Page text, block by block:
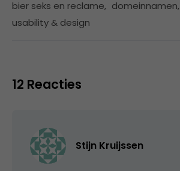
bier seks en reclame, domeinnamen,
usability & design
12 Reacties
Stijn Kruijssen